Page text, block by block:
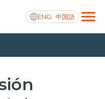
ENG 中国語